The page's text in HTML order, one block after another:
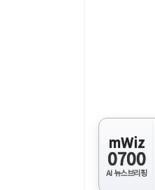
mWiz
0700
AI 뉴스브리핑